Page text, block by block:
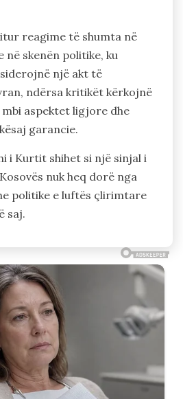
reagime të shumta në
në skenën politike, ku
një akt të
ndërsa kritikët kërkojnë
aspektet ligjore dhe
garancie.
i Kurtit shihet si një sinjal i
nuk heq dorë nga
politike e luftës çlirimtare
saj.